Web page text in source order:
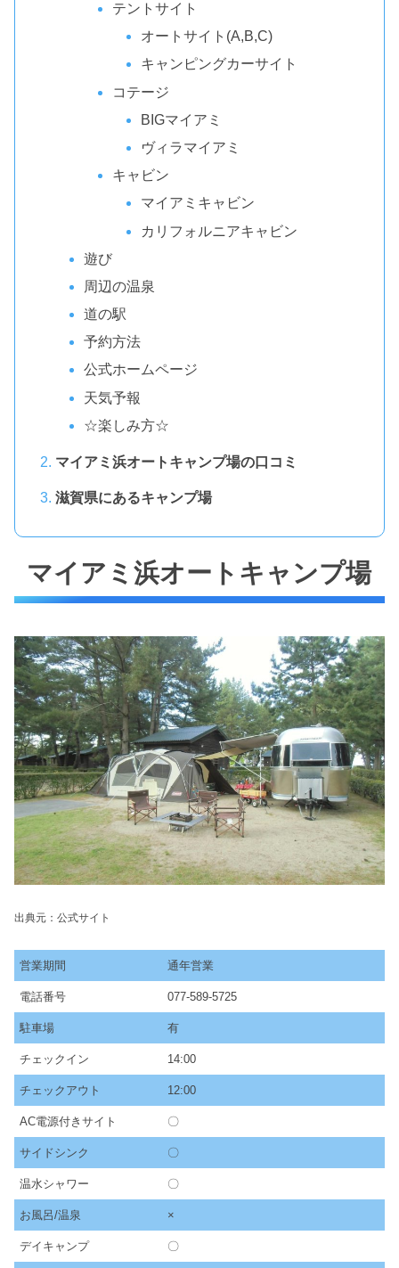
テントサイト
オートサイト(A,B,C)
キャンピングカーサイト
コテージ
BIGマイアミ
ヴィラマイアミ
キャビン
マイアミキャビン
カリフォルニアキャビン
遊び
周辺の温泉
道の駅
予約方法
公式ホームページ
天気予報
☆楽しみ方☆
マイアミ浜オートキャンプ場の口コミ
滋賀県にあるキャンプ場
マイアミ浜オートキャンプ場
出典元：公式サイト
営業期間 通年営業
電話番号 077-589-5725
駐車場 有
チェックイン 14:00
チェックアウト 12:00
AC電源付きサイト 〇
サイドシンク 〇
温水シャワー 〇
お風呂/温泉 ×
デイキャンプ 〇